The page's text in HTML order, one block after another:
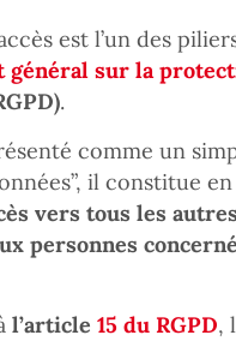
est l’un des
général sur la
.
comme un
il constitue
vers tous les
personnes
l’article 15 du RGPD,